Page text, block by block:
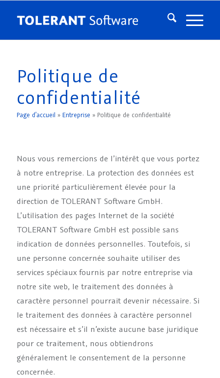
Politique de
confidentialité
Page d’accueil » Entreprise » Politique de confidentialité
Nous vous remercions de l’intérêt que vous portez
à notre entreprise. La protection des données est
une priorité particulièrement élevée pour la
direction de TOLERANT Software GmbH.
L’utilisation des pages Internet de la société
TOLERANT Software GmbH est possible sans
indication de données personnelles. Toutefois, si
une personne concernée souhaite utiliser des
services spéciaux fournis par notre entreprise via
notre site web, le traitement des données à
caractère personnel pourrait devenir nécessaire. Si
le traitement des données à caractère personnel
est nécessaire et s’il n’existe aucune base juridique
pour ce traitement, nous obtiendrons
généralement le consentement de la personne
concernée.